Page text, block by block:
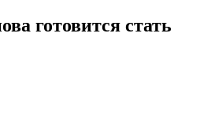
готовится стать